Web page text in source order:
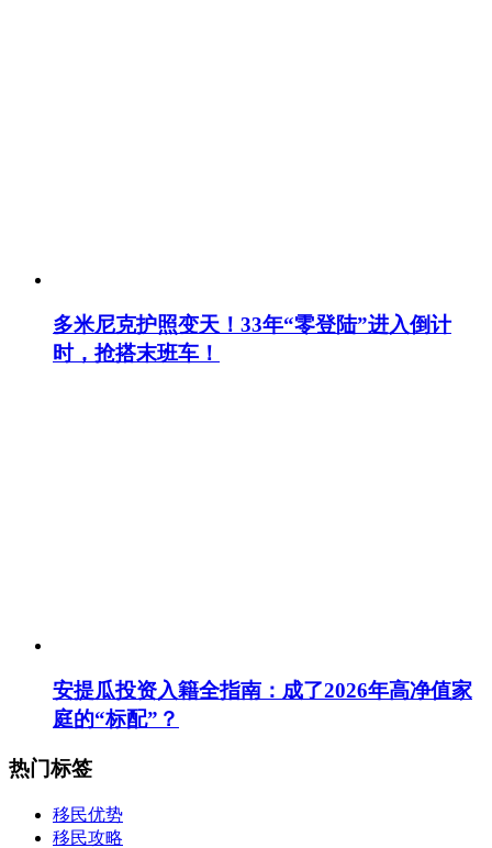
多米尼克护照变天！33年“零登陆”进入倒计
时，抢搭末班车！
安提瓜投资入籍全指南：成了2026年高净值家
庭的“标配”？
热门标签
移民优势
移民攻略